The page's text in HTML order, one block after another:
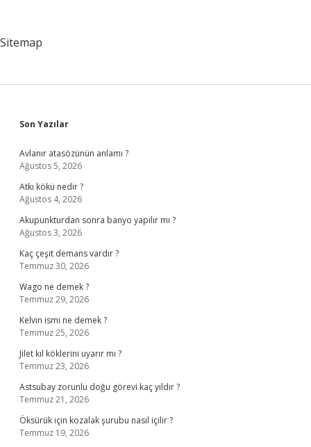
Sitemap
Sidebar
Son Yazılar
Avlanır atasözünün anlamı ?
Ağustos 5, 2026
Atkı kökü nedir ?
Ağustos 4, 2026
Akupunkturdan sonra banyo yapılır mı ?
Ağustos 3, 2026
Kaç çeşit demans vardır ?
Temmuz 30, 2026
Wago ne demek ?
Temmuz 29, 2026
Kelvin ismi ne demek ?
Temmuz 25, 2026
Jilet kıl köklerini uyarır mı ?
Temmuz 23, 2026
Astsubay zorunlu doğu görevi kaç yıldır ?
Temmuz 21, 2026
Öksürük için kozalak şurubu nasıl içilir ?
Temmuz 19, 2026